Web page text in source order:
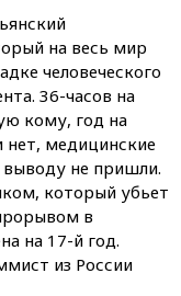
на весь мир
человеческого
36-часов на
кому, год на
нет, медицинские
выводу не пришли.
который убьет
в
на 17-й год.
из России